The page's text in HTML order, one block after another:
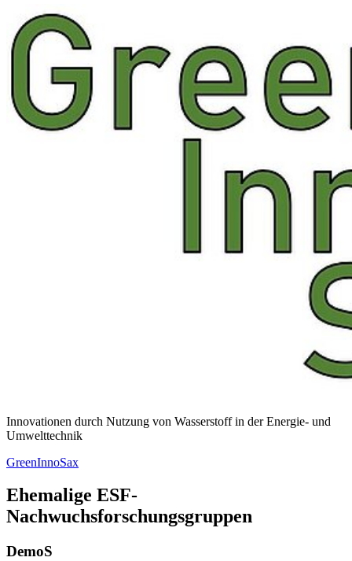
Innovationen durch Nutzung von Wasserstoff in der Energie- und
Umwelttechnik
GreenInnoSax
Ehemalige ESF-
Nachwuchsforschungsgruppen
DemoS